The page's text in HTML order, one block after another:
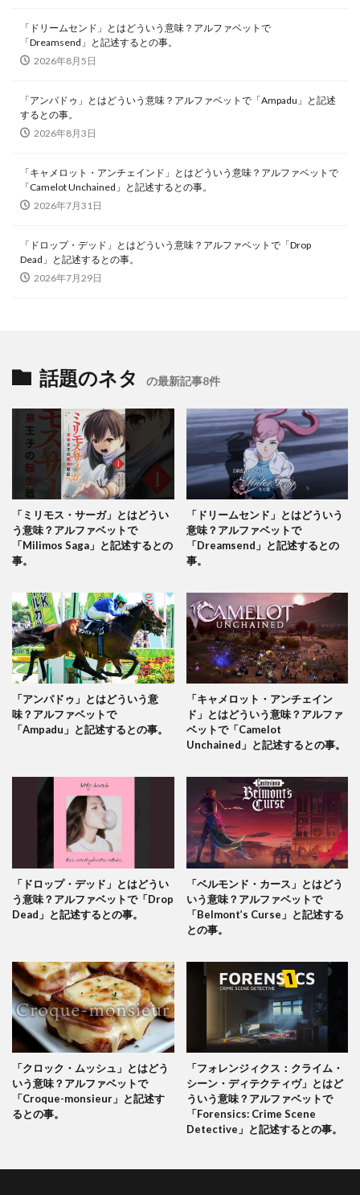
「ドリームセンド」とはどういう意味？アルファベットで
「Dreamsend」と記述するとの事。
2026年8月5日
「アンパドゥ」とはどういう意味？アルファベットで「Ampadu」と記述
するとの事。
2026年8月3日
「キャメロット・アンチェインド」とはどういう意味？アルファベットで
「Camelot Unchained」と記述するとの事。
2026年7月31日
「ドロップ・デッド」とはどういう意味？アルファベットで「Drop
Dead」と記述するとの事。
2026年7月29日
話題のネタ の最新記事8件
「ミリモス・サーガ」とはどうい
う意味？アルファベットで
「Milimos Saga」と記述するとの
事。
「ドリームセンド」とはどういう
意味？アルファベットで
「Dreamsend」と記述するとの
事。
「アンパドゥ」とはどういう意
味？アルファベットで
「Ampadu」と記述するとの事。
「キャメロット・アンチェイン
ド」とはどういう意味？アルファ
ベットで「Camelot
Unchained」と記述するとの事。
「ドロップ・デッド」とはどうい
う意味？アルファベットで「Drop
Dead」と記述するとの事。
「ベルモンド・カース」とはどう
いう意味？アルファベットで
「Belmont’s Curse」と記述する
との事。
「クロック・ムッシュ」とはどう
いう意味？アルファベットで
「Croque-monsieur」と記述す
るとの事。
「フォレンジィクス：クライム・
シーン・ディテクティヴ」とはど
ういう意味？アルファベットで
「Forensics: Crime Scene
Detective」と記述するとの事。